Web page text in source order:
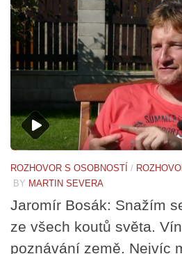
ROZHOVOR S OSOBNOSTÍ /
BY MARTIN SEVERA
Jaromír Bosák: Snažím
ze všech koutů světa.
poznávání země. Nejvíc